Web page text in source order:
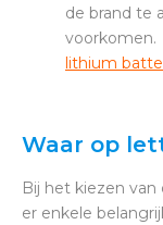
de brand te
voorkomen.
lithium
Waar op
Bij het kiezen van
er enkele